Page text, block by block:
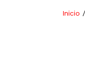
Inicio /